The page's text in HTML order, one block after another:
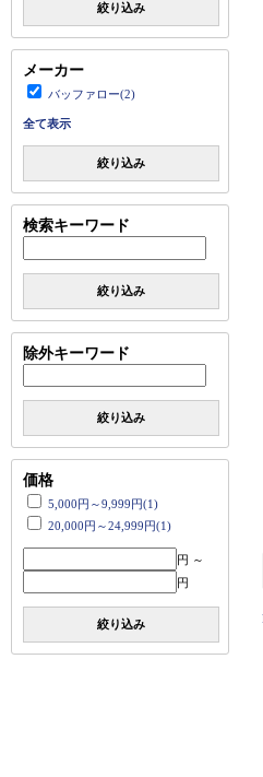
絞り込み
メーカー
バッファロー(2)
全て表示
絞り込み
検索キーワード
絞り込み
除外キーワード
絞り込み
価格
5,000円～9,999円(1)
20,000円～24,999円(1)
円 ～
円
絞り込み